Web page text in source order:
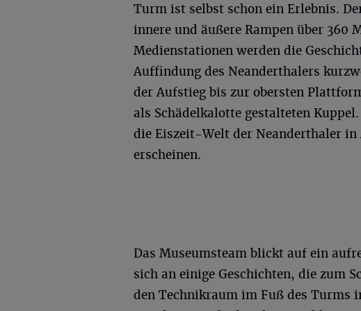
Turm ist selbst schon ein Erlebnis.
innere und äußere Rampen über 360
Medienstationen werden die
Auffindung des Neanderthalers
der Aufstieg bis zur obersten
als Schädelkalotte gestalteten
die Eiszeit-Welt der Neanderthaler
erscheinen.
Das Museumsteam blickt auf ein
sich an einige Geschichten, die zum
den Technikraum im Fuß des Turms